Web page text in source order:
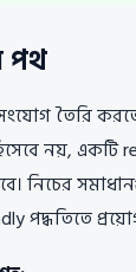
পথ
তৈরি
নয়, একটি
নিচের
পদ্ধতিতে